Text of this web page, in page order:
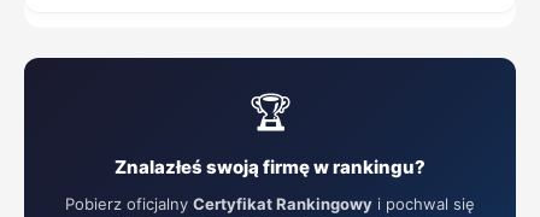
🏆
Znalazłeś swoją firmę w rankingu?
Pobierz oficjalny Certyfikat Rankingowy i pochwal się